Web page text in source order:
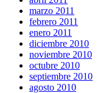
marzo 2011
febrero 2011
enero 2011
diciembre 2010
noviembre 2010
octubre 2010
septiembre 2010
agosto 2010